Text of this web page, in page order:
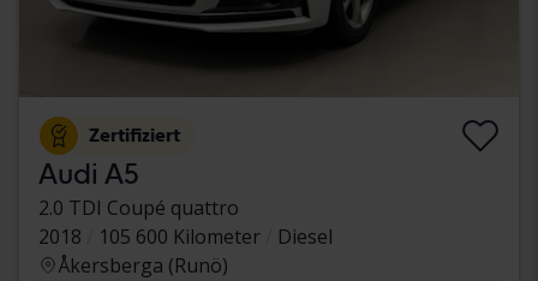
Zertifiziert
Audi A5
2.0 TDI Coupé quattro
2018
105 600 Kilometer
Diesel
Åkersberga (Runö)